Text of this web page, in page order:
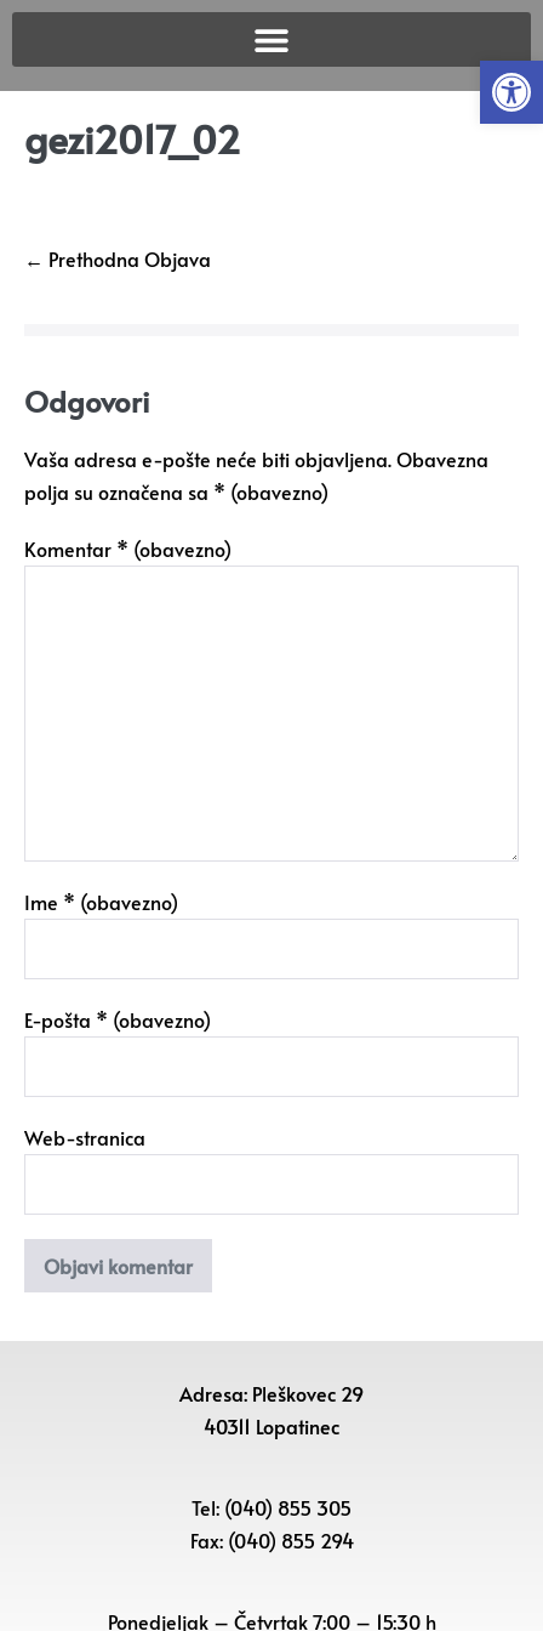
gezi2017_02
← Prethodna Objava
Odgovori
Vaša adresa e-pošte neće biti objavljena.Obavezna
polja su označena sa * (obavezno)
Komentar * (obavezno)
Ime * (obavezno)
E-pošta * (obavezno)
Web-stranica
Adresa: Pleškovec 29
40311 Lopatinec
Tel: (040) 855 305
Fax: (040) 855 294
Ponedjeljak – Četvrtak 7:00 – 15:30 h